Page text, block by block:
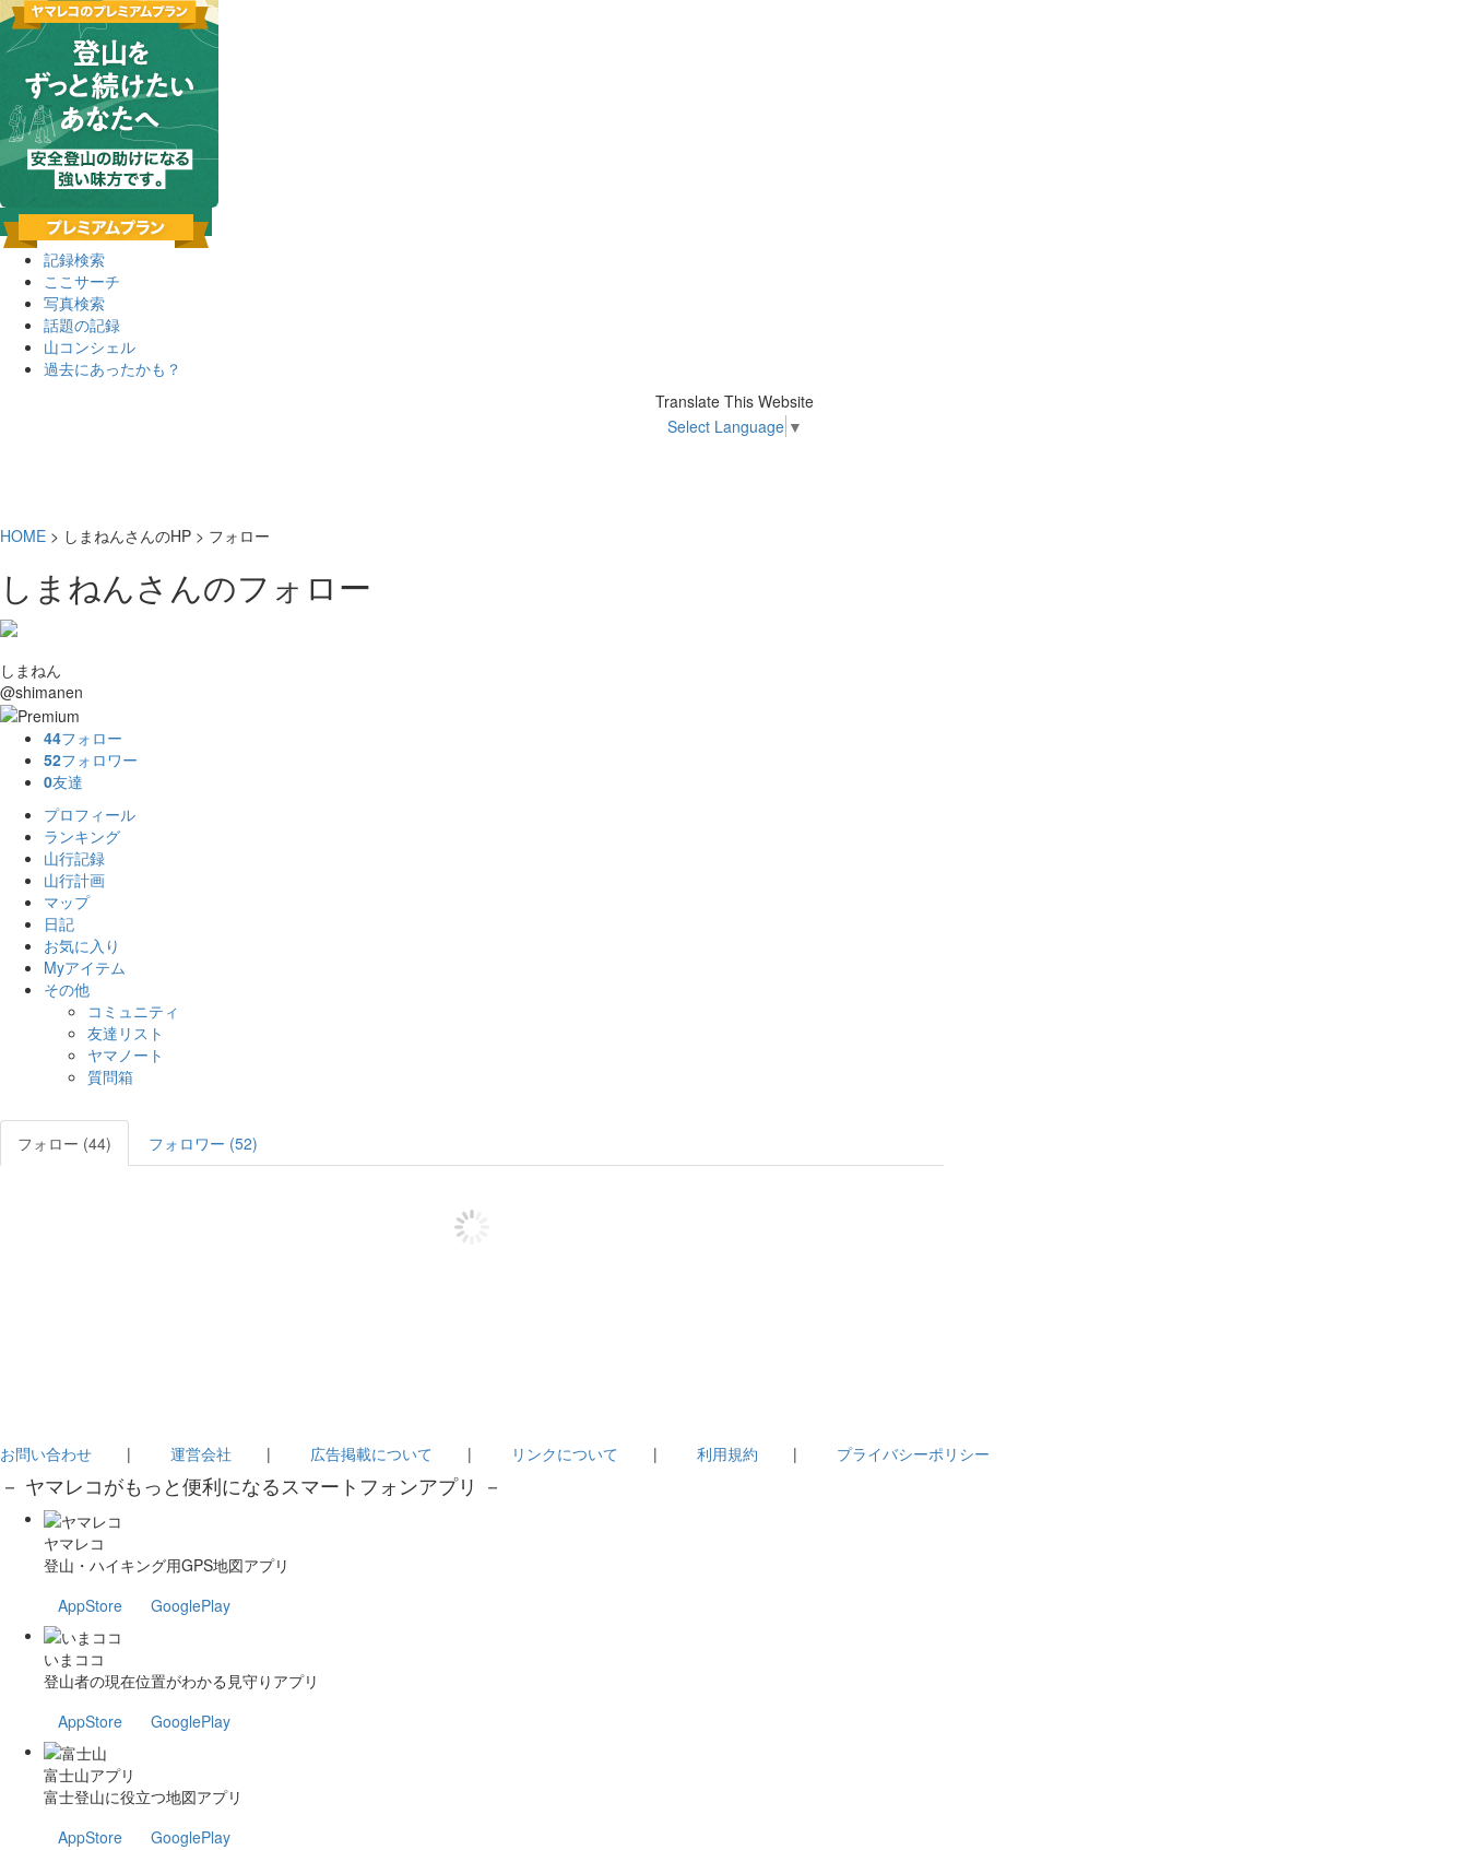
記録検索
ここサーチ
写真検索
話題の記録
山コンシェル
過去にあったかも？
Translate This Website
Select Language ▼
HOME > しまねんさんのHP > フォロー
しまねんさんのフォロー
しまねん
@shimanen
44フォロー
52フォロワー
0友達
プロフィール
ランキング
山行記録
山行計画
マップ
日記
お気に入り
Myアイテム
その他
コミュニティ
友達リスト
ヤマノート
質問箱
フォロー (44) フォロワー (52)
お問い合わせ | 運営会社 | 広告掲載について | リンクについて | 利用規約 | プライバシーポリシー
－ ヤマレコがもっと便利になるスマートフォンアプリ －
ヤマレコ
登山・ハイキング用GPS地図アプリ
AppStore
GooglePlay
いまココ
登山者の現在位置がわかる見守りアプリ
AppStore
GooglePlay
富士山アプリ
富士登山に役立つ地図アプリ
AppStore
GooglePlay